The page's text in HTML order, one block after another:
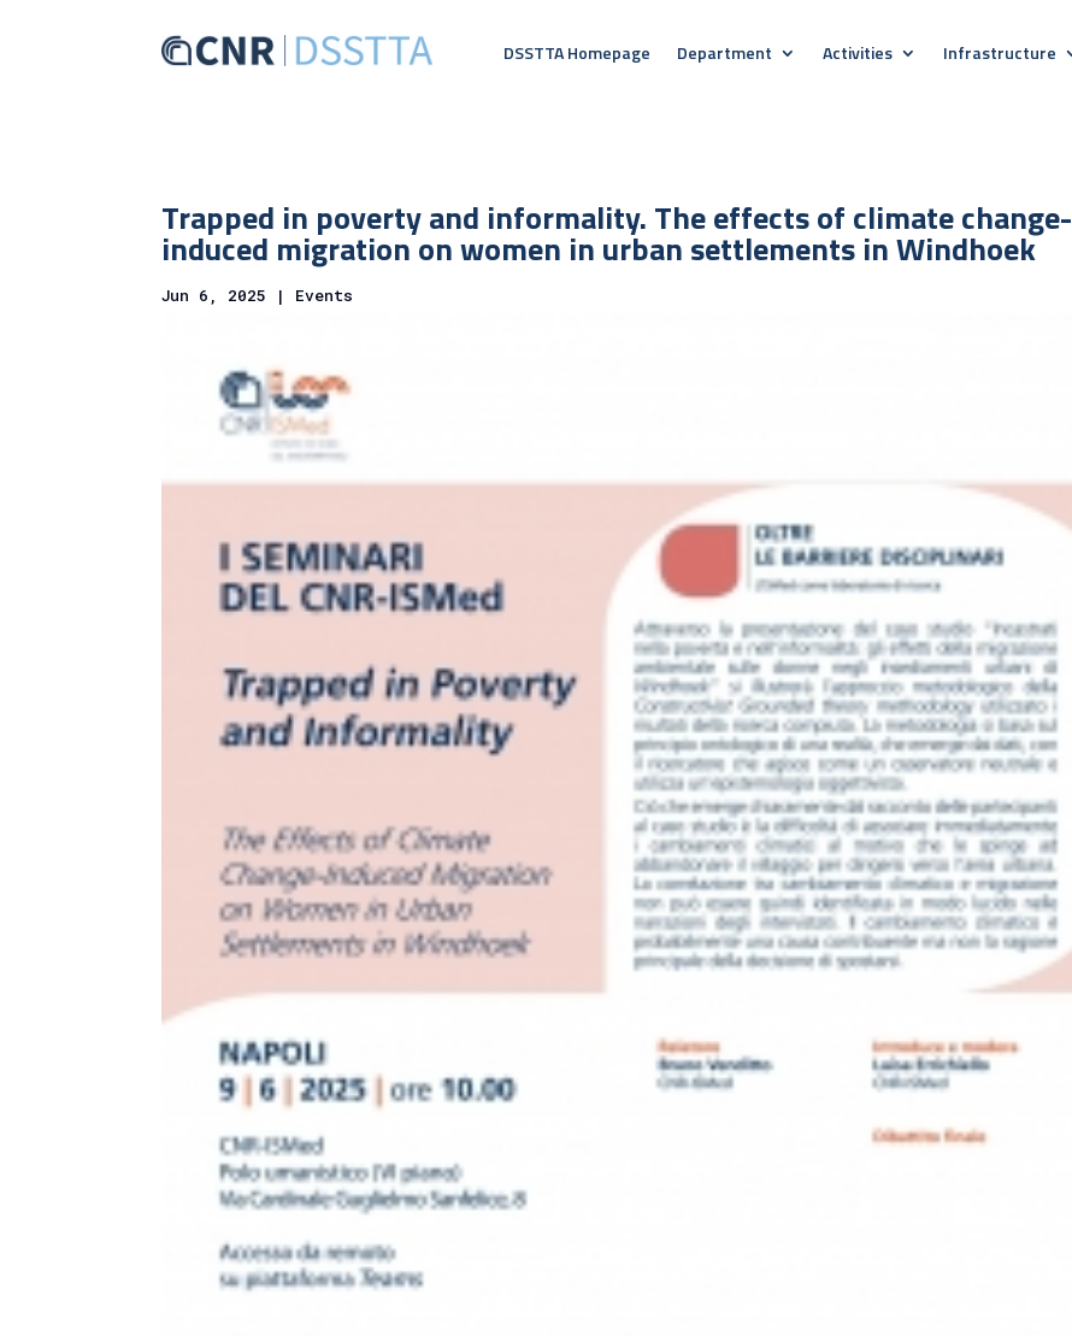
DSSTTA Homepage Department Activities Infrastructure
Trapped in poverty and informality. The effects of climate change-
induced migration on women in urban settlements in Windhoek
Jun 6, 2025 | Events